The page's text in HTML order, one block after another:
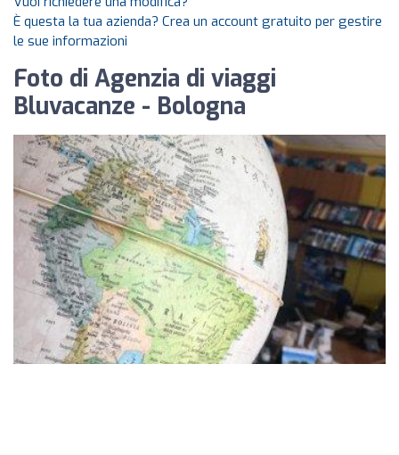
È questa la tua azienda? Crea un account gratuito per gestire
le sue informazioni
Foto di Agenzia di viaggi
Bluvacanze - Bologna